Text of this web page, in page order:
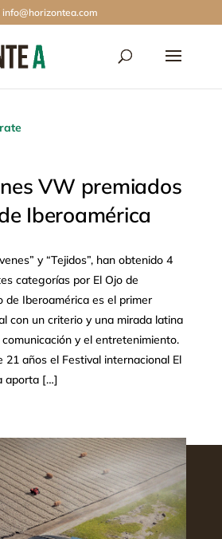
info@horizontea.com
VW premiados
Iberoamérica
y “Tejidos”, han obtenido 4
categorías por El Ojo de
de Iberoamérica es el primer
con un criterio y una mirada latina
y el entretenimiento.
21 años el Festival internacional El
aporta […]